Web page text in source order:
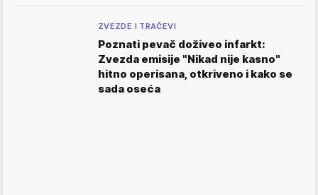
ZVEZDE I TRAČEVI
Poznati pevač doživeo infarkt:
Zvezda emisije "Nikad nije kasno"
hitno operisana, otkriveno i kako se
sada oseća